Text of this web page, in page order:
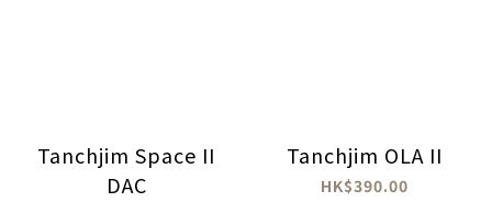
Tanchjim Space II
DAC
Tanchjim OLA II
HK$390.00